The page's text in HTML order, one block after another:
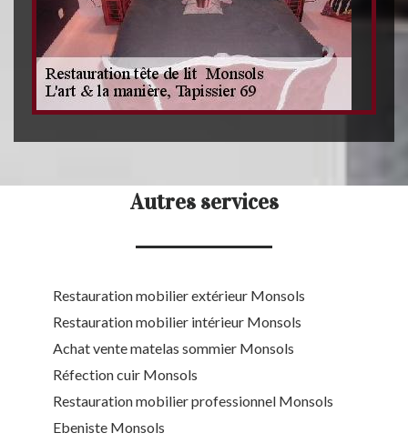
Autres services
Restauration mobilier extérieur Monsols
Restauration mobilier intérieur Monsols
Achat vente matelas sommier Monsols
Réfection cuir Monsols
Restauration mobilier professionnel Monsols
Ebeniste Monsols